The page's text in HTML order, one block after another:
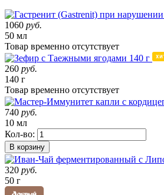
1060 руб.
50 мл
Товар временно отсутствует
260 руб.
140 г
Товар временно отсутствует
740 руб.
10 мл
Кол-во:
В корзину
320 руб.
50 г